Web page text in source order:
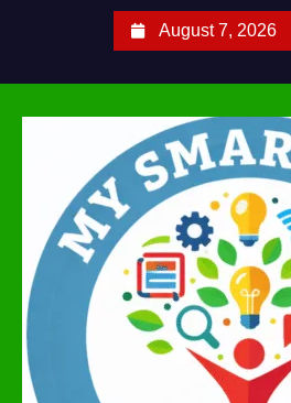
August 7, 2026